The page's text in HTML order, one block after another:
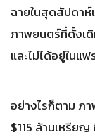
ฉายในสุดสัปดาห์
ภาพยนตร์ที่ดั้งเ
และไม่ได้อยู่ในแ
อย่างไรก็ตาม ภ
$115 ล้านเหรีย